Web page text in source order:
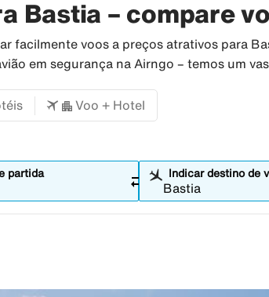
Bastia – compare
facilmente voos a preços atrativos para
em segurança na Airngo – temos um
Voo + Hotel
partida sync_alt Indicar destino de